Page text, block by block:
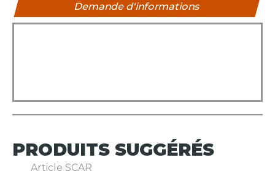
Demande d'informations
PRODUITS SUGGÉRÉS
Article SCAR